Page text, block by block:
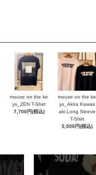
mouse on the ke
ys_ZEN T-Shirt
7,700円(税込)
mouse on the ke
ys_Akira Kawas
aki Long Sleeve
T-Shirt
5,500円(税込)